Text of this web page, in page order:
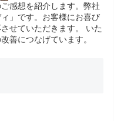
感想を紹介します。弊社
」です。お客様にお喜び
せていただきます。 いた
善につなげています。